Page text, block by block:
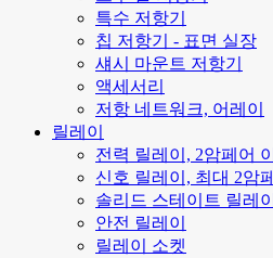
특수 저항기
칩 저항기 - 표면 실장
섀시 마운트 저항기
액세서리
저항 네트워크, 어레이
릴레이
전력 릴레이, 2암페어
신호 릴레이, 최대 2암
솔리드 스테이트 릴레이
안전 릴레이
릴레이 소켓